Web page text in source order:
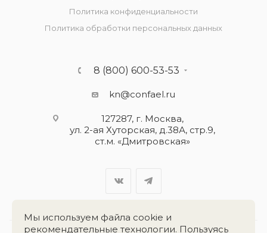
Политика конфиденциальности
Политика обработки персональных данных
8 (800) 600-53-53
kn@confael.ru
127287, г. Москва,
ул. 2-ая Хуторская, д.38А, стр.9,
ст.м. «Дмитровская»
Мы используем файла cookie и
рекомендательные технологии. Пользуясь